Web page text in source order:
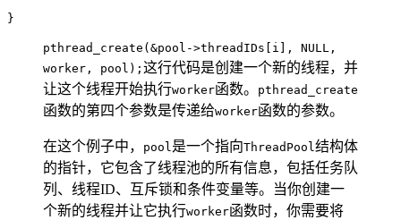
pthread_create(&pool->threadIDs[i], NULL,
worker, pool); 这行代码是创建一个新的线程，并
让这个线程开始执行worker函数。 pthread_create
函数的第四个参数是传递给worker函数的参数。
在这个例子中， pool是一个指向ThreadPool结构体
的指针，它包含了线程池的所有信息，包括任务队
列、线程ID、互斥锁和条件变量等。当你创建一
个新的线程并让它执行worker函数时，你需要将